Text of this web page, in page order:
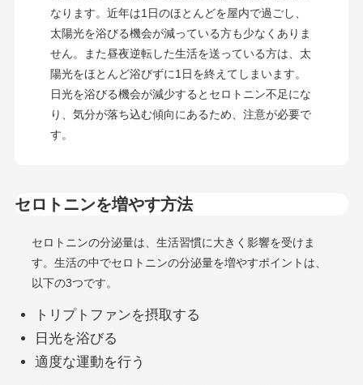
なります。近年は1日のほとんどを屋内で過ごし、
太陽光を浴びる機会が減っている方も少なくありま
せん。また昼夜逆転した生活を送っている方は、太
陽光をほとんど浴びずに1日を終えてしまいます。
日光を浴びる機会が減少するとセロトニン不足にな
り、気分が落ち込む傾向にあるため、注意が必要で
す。
セロトニンを増やす方法
セロトニンの分泌量は、生活習慣に大きく影響を受けま
す。生活の中でセロトニンの分泌量を増やすポイントは、
以下の3つです。
トリプトファンを摂取する
日光を浴びる
適度な運動を行う